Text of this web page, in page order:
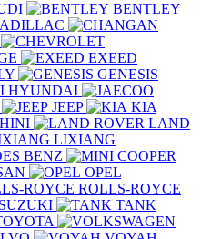
BENTLEY
EXEED
GENESIS
HYUNDAI
JEEP
KIA
LAND
LIXIANG
BENZ
OPEL
ROLLS-ROYCE
SUZUKI
TANK